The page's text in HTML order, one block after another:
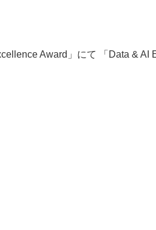
Award」にて 「Data & AI